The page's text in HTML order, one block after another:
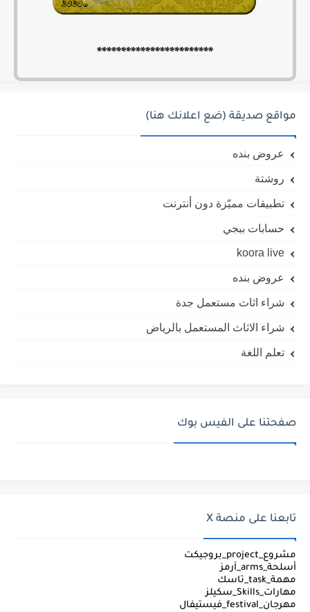
************************
مواقع صديقة (ضع اعلانك هنا)
عروض بنده
روشتة
تطبيقات مميّزة دون أنترنت
حسابات ببجي
koora live
عروض بنده
شراء اثاث مستعمل جدة
شراء الاثاث المستعمل بالرياض
تعلم اللغة
صفحتنا على الفيس بوك
تابعنا على منصة X
مشروع_project_بروجيكت
أسلحة_arms_آرمز
مهمة_task_تاسك
مهارات_Skills_سكيلز
مهرجان_festival_فيستيفال